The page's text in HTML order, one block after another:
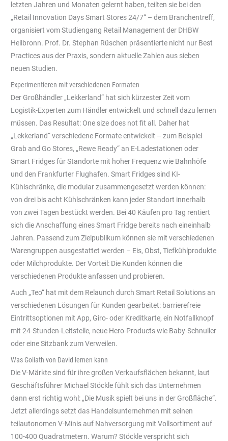
letzten Jahren und Monaten gelernt haben, teilten sie bei den
„Retail Innovation Days Smart Stores 24/7“ – dem Branchentreff,
organisiert vom Studiengang Retail Management der DHBW
Heilbronn. Prof. Dr. Stephan Rüschen präsentierte nicht nur Best
Practices aus der Praxis, sondern aktuelle Zahlen aus sieben
neuen Studien.
Experimentieren mit verschiedenen Formaten
Der Großhändler „Lekkerland“ hat sich kürzester Zeit vom
Logistik-Experten zum Händler entwickelt und schnell dazu lernen
müssen. Das Resultat: One size does not fit all. Daher hat
„Lekkerland“ verschiedene Formate entwickelt – zum Beispiel
Grab and Go Stores, „Rewe Ready“ an E-Ladestationen oder
Smart Fridges für Standorte mit hoher Frequenz wie Bahnhöfe
und den Frankfurter Flughafen. Smart Fridges sind KI-
Kühlschränke, die modular zusammengesetzt werden können:
von drei bis acht Kühlschränken kann jeder Standort innerhalb
von zwei Tagen bestückt werden. Bei 40 Käufen pro Tag rentiert
sich die Anschaffung eines Smart Fridge bereits nach eineinhalb
Jahren. Passend zum Zielpublikum können sie mit verschiedenen
Warengruppen ausgestattet werden – Eis, Obst, Tiefkühlprodukte
oder Milchprodukte. Der Vorteil: Die Kunden können die
verschiedenen Produkte anfassen und probieren.
Auch „Teo“ hat mit dem Relaunch durch Smart Retail Solutions an
verschiedenen Lösungen für Kunden gearbeitet: barrierefreie
Eintrittsoptionen mit App, Giro- oder Kreditkarte, ein Notfallknopf
mit 24-Stunden-Leitstelle, neue Hero-Products wie Baby-Schnuller
oder eine Sitzbank zum Verweilen.
Was Goliath von David lernen kann
Die V-Märkte sind für ihre großen Verkaufsflächen bekannt, laut
Geschäftsführer Michael Stöckle fühlt sich das Unternehmen
dann erst richtig wohl: „Die Musik spielt bei uns in der Großfläche“.
Jetzt allerdings setzt das Handelsunternehmen mit seinen
teilautonomen V-Minis auf Nahversorgung mit Vollsortiment auf
100-400 Quadratmetern. Warum? Stöckle verspricht sich